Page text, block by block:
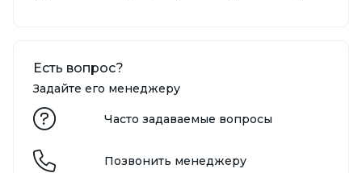
Есть вопрос?
Задайте его менеджеру
Часто задаваемые вопросы
Позвонить менеджеру